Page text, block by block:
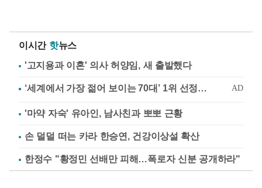
이시간 핫뉴스
'고지용과 이혼' 의사 허양임, 새 출발했다
'마약 자숙' 유아인, 남사친과 뽀뽀 근황
손 덜덜 떠는 카라 한승연, 건강이상설 확산
한정수 "황정민 선배만 피해…폭로자 신분 공개하라"